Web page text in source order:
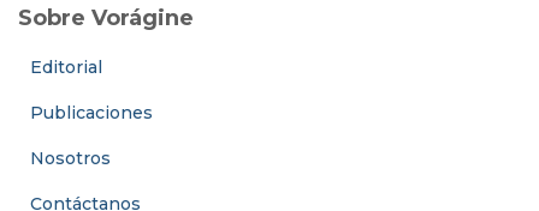
Sobre Vorágine
Editorial
Publicaciones
Nosotros
Contáctanos